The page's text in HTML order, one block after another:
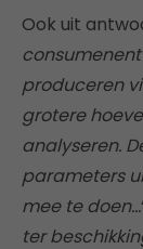
Ook uit
produceren
grotere
analyseren.
parameters
mee te doen…
ter